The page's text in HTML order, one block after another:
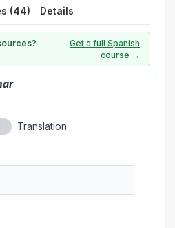
(44) Details
Get a full Spanish
course →
Translation